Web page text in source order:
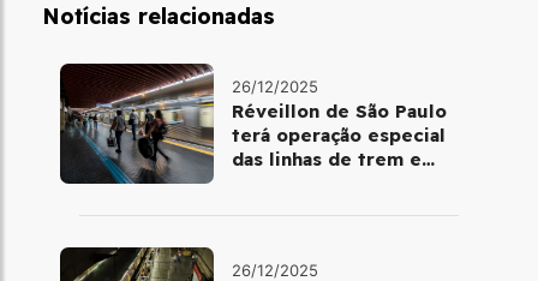
Notícias relacionadas
26/12/2025
Réveillon de São Paulo
terá operação especial
das linhas de trem e
26/12/2025